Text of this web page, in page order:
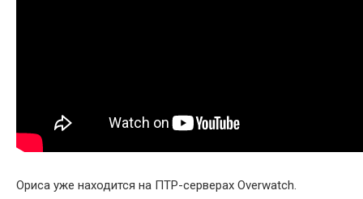
Ориса уже находится на ПТР-серверах Overwatch.